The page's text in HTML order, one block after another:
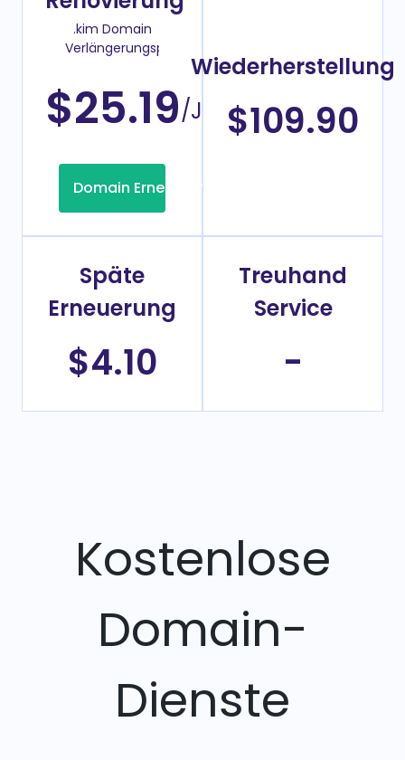
.kim Domain
Verlängerungspreis
$25.19/Jahr
Domain Erneuerung
Wiederherstellung
$109.90
Späte
Erneuerung
$4.10
Treuhand
Service
-
Kostenlose
Domain-
Dienste